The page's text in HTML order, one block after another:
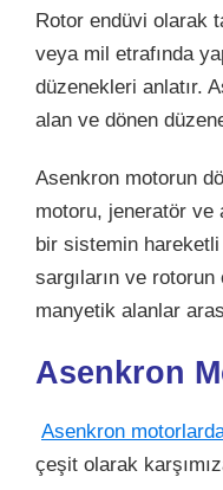
Rotor endüvi olarak
veya mil etrafında
düzenekleri anlatır.
alan ve dönen
Asenkron motorun
motoru, jeneratör ve
bir sistemin
sargıların ve
manyetik alanlar
Asenkron
Asenkron
çeşit olarak